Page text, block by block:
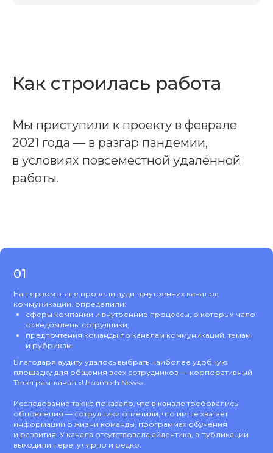
Как строилась работа
Мы приступили к проекту в феврале
2021 года — в разгар пандемии,
в условиях повсеместной удалённой
работы.
01
На первом этапе провели аудит внутренних каналов
коммуникации, определили:
сферы компании и внутренние процессы, о которых мало
осведомлены сотрудники;
предпочтения команды по каналам коммуникаций, темам
и рубрикам.
Благодаря аудиту удалось выбрать наиболее удобную
площадку для общения всех сотрудников — корпоративный
Телеграм-канал «Urbantech News».
Исследование также показало, что в канале требовались
обновления — сотрудники отметили, что им не хватает
информации о жизни команды, программах обучения
и развития. У канала отсутствовала айдентика, а публикации
выходили нерегулярно и редко.